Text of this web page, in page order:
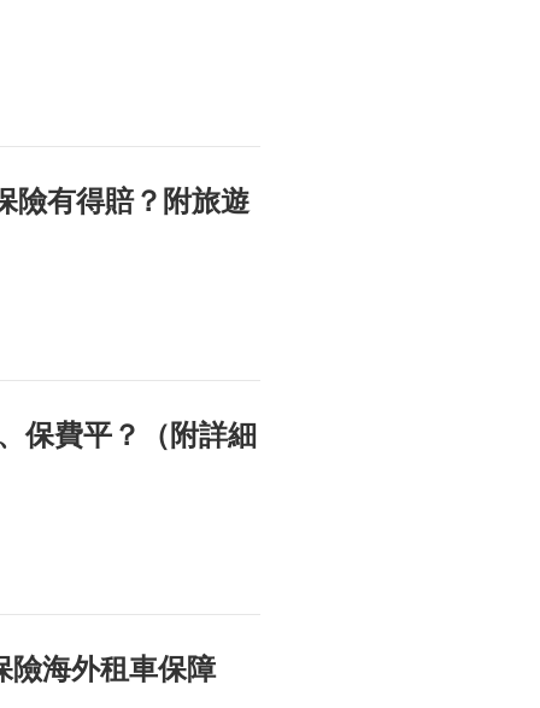
險有得賠？附旅遊
保費平？（附詳細
險海外租車保障